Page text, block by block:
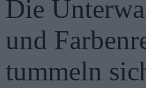
Die
und
tummeln